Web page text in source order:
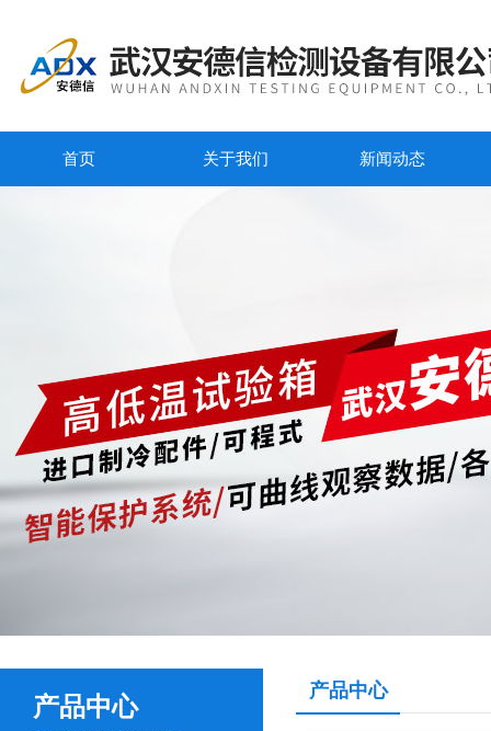
首页 关于我们 新闻动态
产品中心
产品中心